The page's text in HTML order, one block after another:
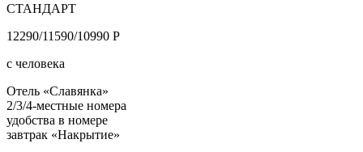
СТАНДАРТ
12290/11590/10990 Р
с человека
Отель «Славянка»
2/3/4-местные номера
удобства в номере
завтрак «Накрытие»